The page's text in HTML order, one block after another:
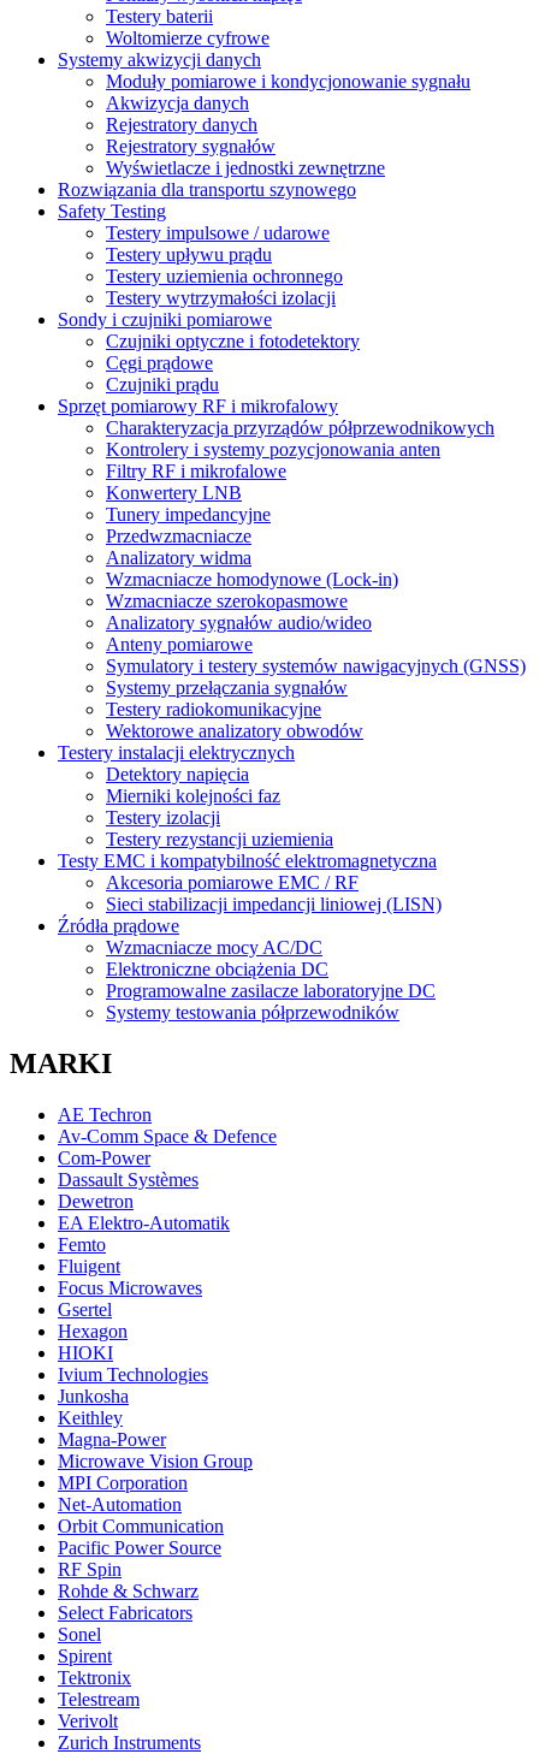
Testery baterii
Woltomierze cyfrowe
Systemy akwizycji danych
Moduły pomiarowe i kondycjonowanie sygnału
Akwizycja danych
Rejestratory danych
Rejestratory sygnałów
Wyświetlacze i jednostki zewnętrzne
Rozwiązania dla transportu szynowego
Safety Testing
Testery impulsowe / udarowe
Testery upływu prądu
Testery uziemienia ochronnego
Testery wytrzymałości izolacji
Sondy i czujniki pomiarowe
Czujniki optyczne i fotodetektory
Cęgi prądowe
Czujniki prądu
Sprzęt pomiarowy RF i mikrofalowy
Charakteryzacja przyrządów półprzewodnikowych
Kontrolery i systemy pozycjonowania anten
Filtry RF i mikrofalowe
Konwertery LNB
Tunery impedancyjne
Przedwzmacniacze
Analizatory widma
Wzmacniacze homodynowe (Lock‑in)
Wzmacniacze szerokopasmowe
Analizatory sygnałów audio/wideo
Anteny pomiarowe
Symulatory i testery systemów nawigacyjnych (GNSS)
Systemy przełączania sygnałów
Testery radiokomunikacyjne
Wektorowe analizatory obwodów
Testery instalacji elektrycznych
Detektory napięcia
Mierniki kolejności faz
Testery izolacji
Testery rezystancji uziemienia
Testy EMC i kompatybilność elektromagnetyczna
Akcesoria pomiarowe EMC / RF
Sieci stabilizacji impedancji liniowej (LISN)
Źródła prądowe
Wzmacniacze mocy AC/DC
Elektroniczne obciążenia DC
Programowalne zasilacze laboratoryjne DC
Systemy testowania półprzewodników
MARKI
AE Techron
Av-Comm Space & Defence
Com-Power
Dassault Systèmes
Dewetron
EA Elektro-Automatik
Femto
Fluigent
Focus Microwaves
Gsertel
Hexagon
HIOKI
Ivium Technologies
Junkosha
Keithley
Magna-Power
Microwave Vision Group
MPI Corporation
Net-Automation
Orbit Communication
Pacific Power Source
RF Spin
Rohde & Schwarz
Select Fabricators
Sonel
Spirent
Tektronix
Telestream
Verivolt
Zurich Instruments